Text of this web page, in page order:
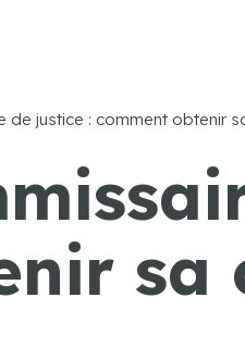
de justice : comment obtenir
sa